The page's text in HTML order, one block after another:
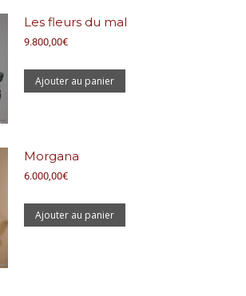
Les fleurs du mal
9.800,00€
Ajouter au panier
Morgana
6.000,00€
Ajouter au panier